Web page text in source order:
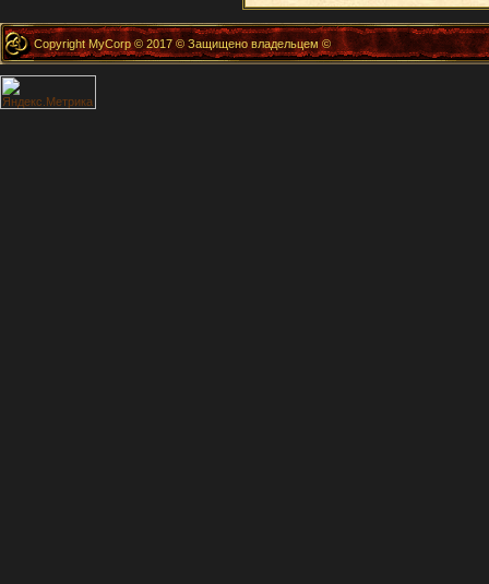
Copyright MyCorp © 2017 © Защищено владельцем ©